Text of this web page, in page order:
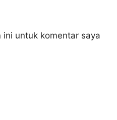
untuk komentar saya